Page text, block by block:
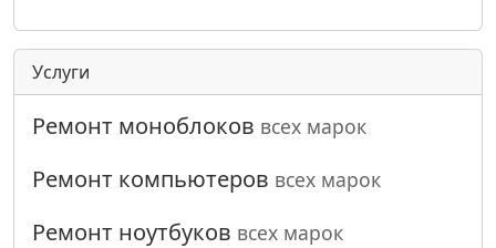
Услуги
Ремонт моноблоков всех марок
Ремонт компьютеров всех марок
Ремонт ноутбуков всех марок